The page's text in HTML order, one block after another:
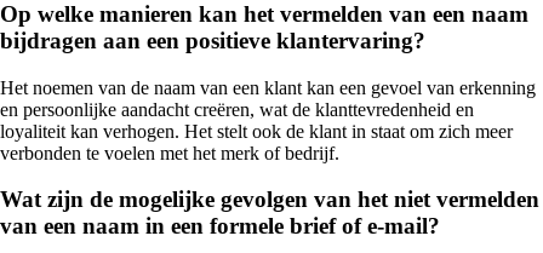
Op welke manieren kan het vermelden van een naam
bijdragen aan een positieve klantervaring?
Het noemen van de naam van een klant kan een gevoel van erkenning
en persoonlijke aandacht creëren, wat de klanttevredenheid en
loyaliteit kan verhogen. Het stelt ook de klant in staat om zich meer
verbonden te voelen met het merk of bedrijf.
Wat zijn de mogelijke gevolgen van het niet vermelden
van een naam in een formele brief of e-mail?